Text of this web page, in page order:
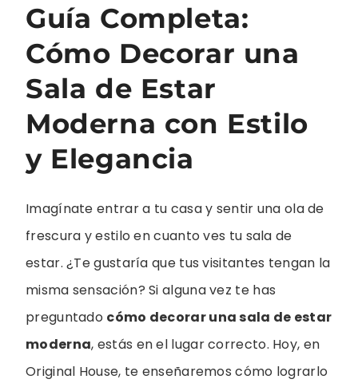
Guía Completa:
Cómo Decorar una
Sala de Estar
Moderna con Estilo
y Elegancia
Imagínate entrar a tu casa y sentir una ola de
frescura y estilo en cuanto ves tu sala de
estar. ¿Te gustaría que tus visitantes tengan la
misma sensación? Si alguna vez te has
preguntado cómo decorar una sala de estar
moderna, estás en el lugar correcto. Hoy, en
Original House, te enseñaremos cómo lograrlo